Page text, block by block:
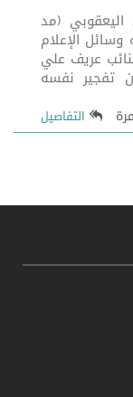
(مد
الإعلام
عريف علي
تفجير نفسه
التفاصيل